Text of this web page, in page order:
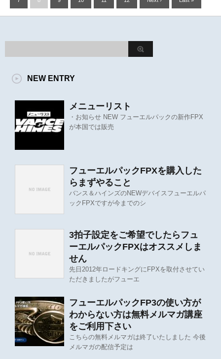
NEW ENTRY
メニューリスト
・お知らせ NEW フューエルパックの新作FPX
が本国では販売
フューエルパックFPXを購入した
らまずやること
バンス＆ハインズのNEWデバイスフューエルパ
ックFPXですが今までのシ
3拍子設定をご希望でしたらフュ
ーエルパックFPXはオススメしま
せん
先日2012年ロードキングにFPXを取付させてい
ただきましたがフューエ
フューエルパックFP3の使い方が
わからない方は無料メルマガ講座
をご利用下さい
こちらの無料メルマガは終了いたしました 今後
メルマガの配信予定は